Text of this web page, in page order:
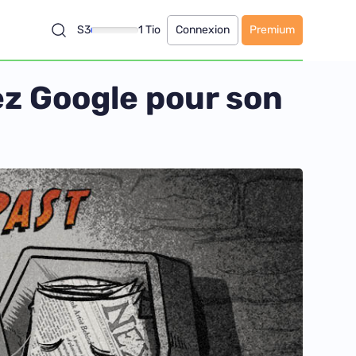
S3 1 Tio Connexion Premium
Google pour son